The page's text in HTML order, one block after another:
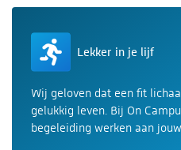
Lekker in je lijf
Wij geloven dat een fit
gelukkig leven. Bij On
begeleiding werken aan